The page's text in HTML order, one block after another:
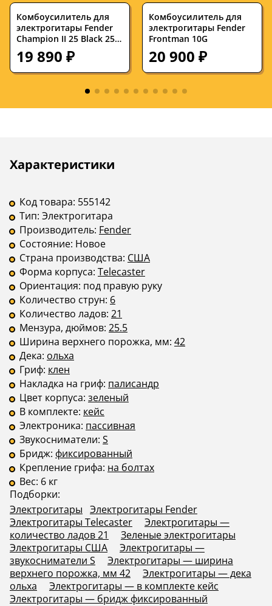
Дека
—
Гриф
клен
—
Накладка на гриф
палисандр
В комплекте
кейс
—
Крепление грифа
Комбоусилитель для
электрогитары Fender
Champion II 25 Black 25W
1x8
19 890 ₽
Комбоусилитель для
электрогитары Fender
Frontman 10G
20 900 ₽
Описание
Характеристики
Инструкции
Код товара: 555142
Тип: Электрогитара
Производитель: Fender
Состояние: Новое
Страна производства: США
Форма корпуса: Telecaster
Ориентация: под правую руку
Количество струн: 6
Количество ладов: 21
Мензура, дюймов: 25.5
Ширина верхнего порожка, мм: 42
Дека: ольха
Гриф: клен
Накладка на гриф: палисандр
Цвет корпуса: зеленый
В комплекте: кейс
Электроника: пассивная
Звукосниматели: S
Бридж: фиксированный
Крепление грифа: на болтах
Вес: 6 кг
Подборки:
Электрогитары Электрогитары Fender
Электрогитары Telecaster
Электрогитары —
количество ладов 21
Зеленые электрогитары
Электрогитары США
Электрогитары —
звукосниматели S
Электрогитары — ширина
верхнего порожка, мм 42
Электрогитары — дека
ольха
Электрогитары — в комплекте кейс
Электрогитары — бридж фиксированный